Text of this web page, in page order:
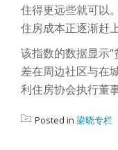
住得更远些就可以
住房成本正逐渐赶
该指数的数据显示
差在周边社区与在
利住房协会执行董
Posted in 梁晓专栏